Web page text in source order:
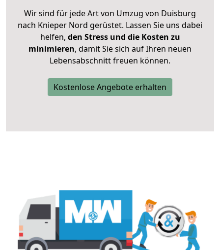
Wir sind für jede Art von Umzug von Duisburg
nach Knieper Nord gerüstet. Lassen Sie uns dabei
helfen, den Stress und die Kosten zu
minimieren, damit Sie sich auf Ihren neuen
Lebensabschnitt freuen können.
Kostenlose Angebote erhalten